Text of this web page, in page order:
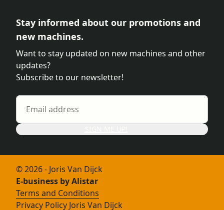
Stay informed about our promotions and
new machines.
Want to stay updated on new machines and other
updates?
Subscribe to our newsletter!
© 2026 - Joris Van Dijck
E-business by Alistar
Terms and Conditions
Privacy Policy Joris Van Dijck